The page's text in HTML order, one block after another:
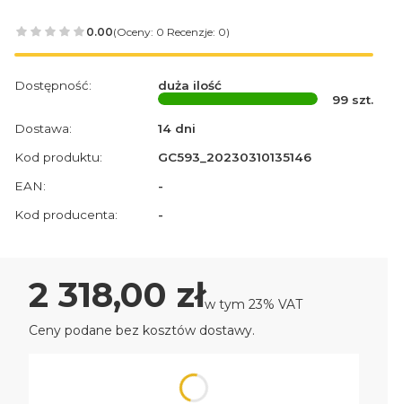
0.00(Oceny: 0 Recenzje: 0)
Dostępność:
duża ilość
99 szt.
Dostawa:
14 dni
Kod produktu:
GC593_20230310135146
EAN:
-
Kod producenta:
-
Cena
2 318,00 złw tym 23% VAT
w tym 23% VAT
Ceny podane bez kosztów dostawy.
Poszczególne warianty mogą różnić się ceną